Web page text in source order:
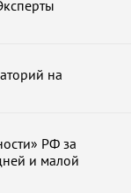
на
РФ за
и малой